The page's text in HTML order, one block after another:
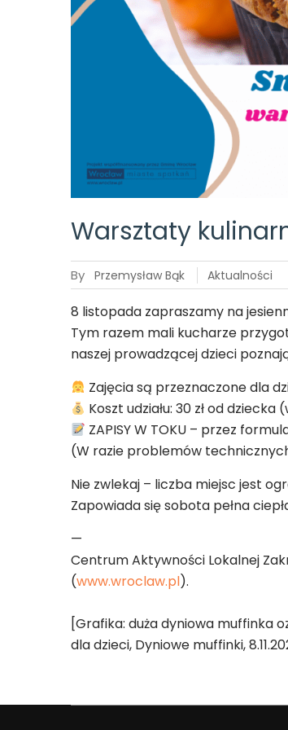
Warsztaty
By Przemysław Bąk Aktualności
8 listopada zapraszamy na
Tym razem mali kucharze
naszej prowadzącej dzieci
Zajęcia są przeznaczone dla
Koszt udziału: 30 zł od
ZAPISY W TOKU – przez
(W razie problemów
Nie zwlekaj – liczba miejsc jest
Zapowiada się sobota pełna
—
Centrum Aktywności Lokalnej
(www.wroclaw.pl).
[Grafika: duża dyniowa muffinka
dla dzieci, Dyniowe muffinki,